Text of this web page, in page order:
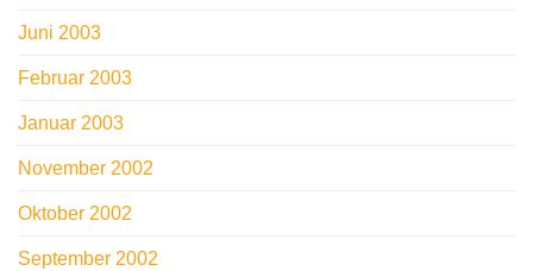
Juni 2003
Februar 2003
Januar 2003
November 2002
Oktober 2002
September 2002